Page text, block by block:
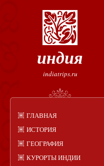
индия
indiatrips.ru
ГЛАВНАЯ
ИСТОРИЯ
ГЕОГРАФИЯ
КУРОРТЫ ИНДИИ